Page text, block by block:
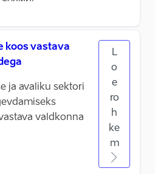
koos vastava
ja avaliku sektori
valdkonna
L
o
e
ro
h
ke
m